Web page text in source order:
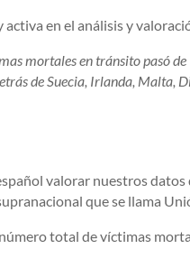
en el análisis y
mortales en tránsito pasó
de Suecia, Irlanda, Malta,
valorar nuestros
que se llama
total de víctimas